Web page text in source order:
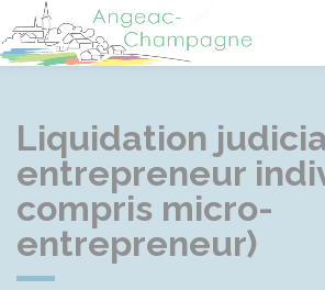
Liquidation
entrepreneur
compris micro-
entrepreneur)